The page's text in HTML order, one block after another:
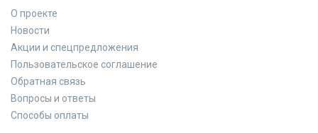
О проекте
Новости
Акции и спецпредложения
Пользовательское соглашение
Обратная связь
Вопросы и ответы
Способы оплаты